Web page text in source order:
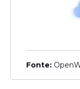
Fonte: